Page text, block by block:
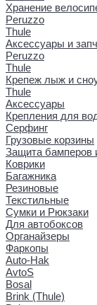
Хранение
Peruzzo
Thule
Аксессуары и
Peruzzo
Thule
Крепеж лыж и
Thule
Аксессуары
Крепления для
Серфинг
Грузовые корзины
Защита бамперов
Коврики
Багажника
Резиновые
Текстильные
Сумки и Рюкзаки
Для автобоксов
Органайзеры
Фаркопы
Auto-Hak
AvtoS
Bosal
Brink (Thule)